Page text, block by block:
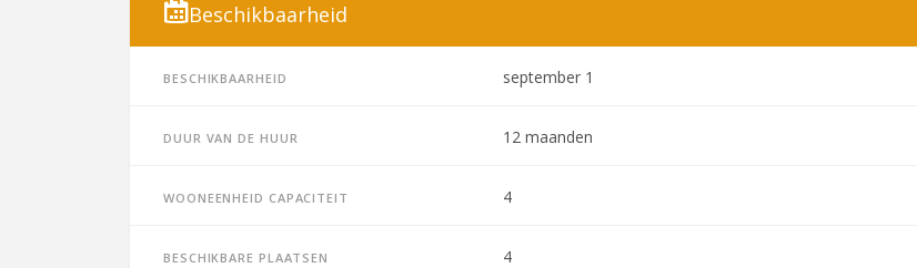
Beschikbaarheid
Beschikbaarheid september 1
Duur van de huur 12 maanden
Wooneenheid capaciteit 4
Beschikbare plaatsen 4